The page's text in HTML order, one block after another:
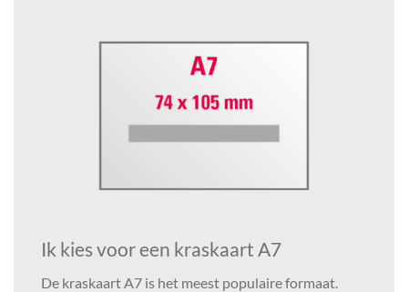
Ik kies voor een kraskaart A7
De kraskaart A7 is het meest populaire formaat.